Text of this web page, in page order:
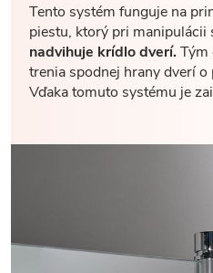
Tento systém funguje na
piestu, ktorý pri manipulácii
nadvihuje krídlo dverí.Tým
trenia spodnej hrany dverí o
Vďaka tomuto systému je